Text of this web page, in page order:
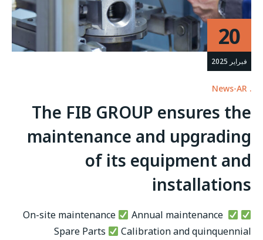
20
فبراير 2025
News-AR
The FIB GROUP ensures the
maintenance and upgrading
of its equipment and
installations
Annual maintenance
Spare Parts
Calibration and quinquennial